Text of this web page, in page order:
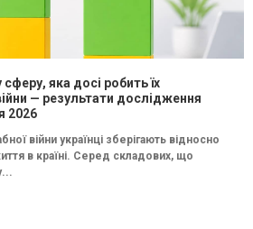
яка досі робить їх
— результати дослідження
2026
війни українці зберігають відносно
в країні. Серед складових, що